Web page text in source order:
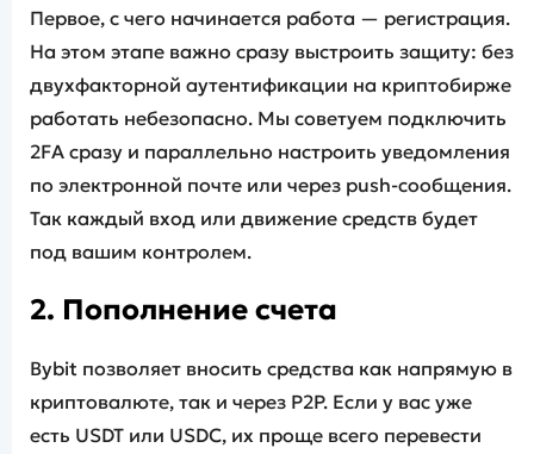
Первое, с чего начинается работа — регистрация.
На этом этапе важно сразу выстроить защиту: без
двухфакторной аутентификации на криптобирже
работать небезопасно. Мы советуем подключить
2FA сразу и параллельно настроить уведомления
по электронной почте или через push-сообщения.
Так каждый вход или движение средств будет
под вашим контролем.
2. Пополнение счета
Bybit позволяет вносить средства как напрямую в
криптовалюте, так и через P2P. Если у вас уже
есть USDT или USDC, их проще всего перевести